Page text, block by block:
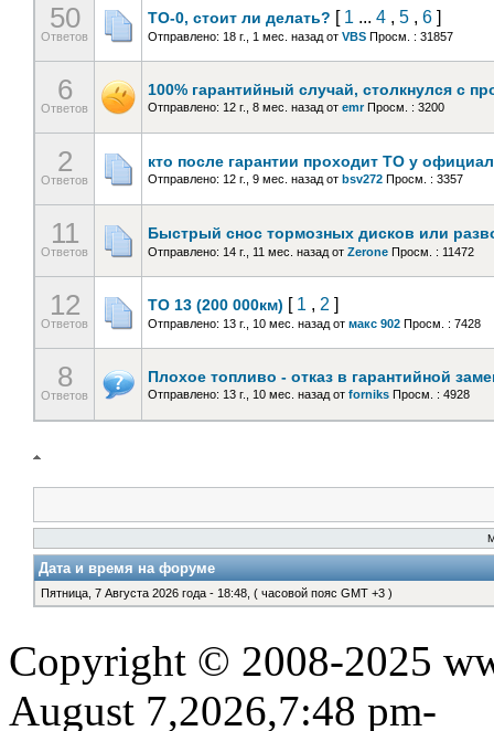
50
Ответов
ТО-0, стоит ли делать? [ 1 ... 4 , 5 , 6 ]
Отправлено: 18 г., 1 мес. назад от VBS Просм. : 31857
6
Ответов
100% гарантийный случай, столкнулся с
Отправлено: 12 г., 8 мес. назад от emr Просм. : 3200
2
Ответов
кто после гарантии проходит ТО у
Отправлено: 12 г., 9 мес. назад от bsv272 Просм. : 3357
11
Ответов
Быстрый снос тормозных дисков или
Отправлено: 14 г., 11 мес. назад от Zerone Просм. : 11472
12
Ответов
ТО 13 (200 000км) [ 1 , 2 ]
Отправлено: 13 г., 10 мес. назад от макс 902 Просм. : 7428
8
Ответов
Плохое топливо - отказ в гарантийной
Отправлено: 13 г., 10 мес. назад от forniks Просм. : 4928
Дата и время на форуме
Пятница, 7 Августа 2026 года - 18:48, ( часовой пояс GMT +3 )
Copyright © 2008-2025
August 7,2026,7:48 pm-